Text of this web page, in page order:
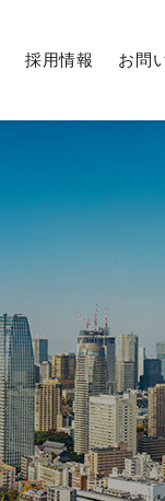
未来社会に向けた
新規事業への挑戦
社会への取り組み
チーム紹介
地域交流
採用情報 お問